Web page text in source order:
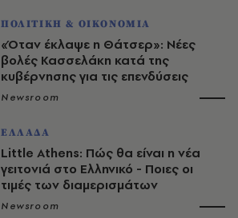
ΠΟΛΙΤΙΚΗ & ΟΙΚΟΝΟΜΙΑ
«Όταν έκλαψε η Θάτσερ»: Νέες
βολές Κασσελάκη κατά της
κυβέρνησης για τις επενδύσεις
Newsroom
ΕΛΛΑΔΑ
Little Athens: Πώς θα είναι η νέα
γειτονιά στο Ελληνικό - Ποιες οι
τιμές των διαμερισμάτων
Newsroom